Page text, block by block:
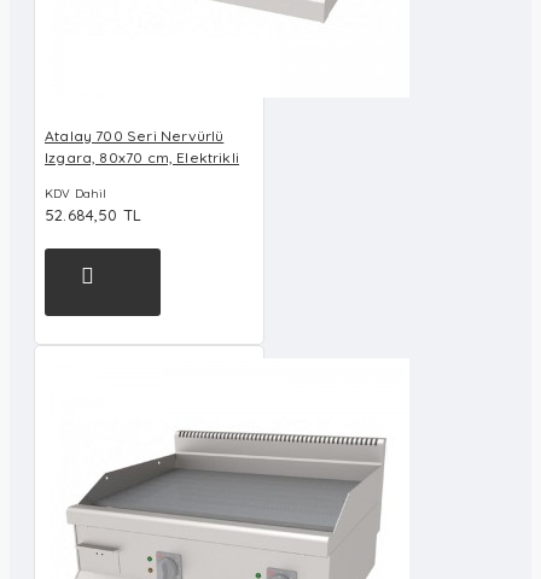
Atalay 700 Seri Nervürlü
Izgara, 80x70 cm, Elektrikli
KDV Dahil
52.684,50 TL